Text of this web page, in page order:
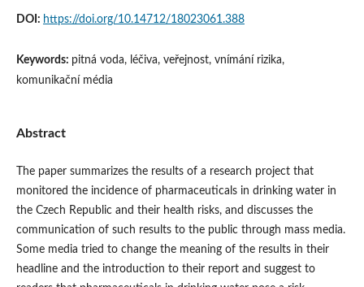
DOI: https://doi.org/10.14712/18023061.388
Keywords: pitná voda, léčiva, veřejnost, vnímání rizika,
komunikační média
Abstract
The paper summarizes the results of a research project that
monitored the incidence of pharmaceuticals in drinking water in
the Czech Republic and their health risks, and discusses the
communication of such results to the public through mass media.
Some media tried to change the meaning of the results in their
headline and the introduction to their report and suggest to